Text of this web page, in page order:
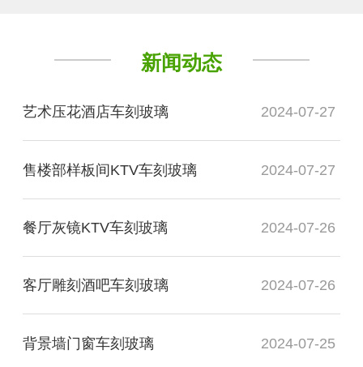
新闻动态
艺术压花酒店车刻玻璃 2024-07-27
售楼部样板间KTV车刻玻璃 2024-07-27
餐厅灰镜KTV车刻玻璃 2024-07-26
客厅雕刻酒吧车刻玻璃 2024-07-26
背景墙门窗车刻玻璃 2024-07-25